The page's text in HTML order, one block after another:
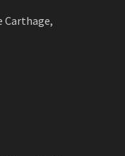
Carthage,